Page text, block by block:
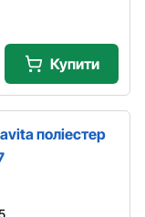
Купити
поліестер